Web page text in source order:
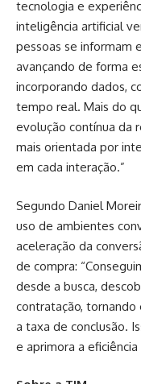
tecnologia e
inteligência artificial
pessoas se informam
avançando de forma
incorporando dados,
tempo real. Mais do
evolução contínua da
mais orientada por
em cada interação.”
Segundo Daniel
uso de ambientes
aceleração da
de compra:
desde a busca,
contratação,
a taxa de conclusão.
e aprimora a